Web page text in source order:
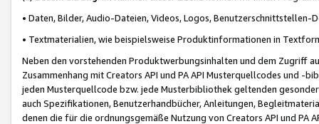
• Daten, Bilder, Audio-Dateien, Videos, Logos, Benutzerschnittstellen-
• Textmaterialien, wie beispielsweise Produktinformationen in
Neben den vorstehenden Produktwerbungsinhalten und dem Zugriff
Zusammenhang mit Creators API und PA API Musterquellcodes und
jeden Musterquellcode bzw. jede Musterbibliothek geltenden
auch Spezifikationen, Benutzerhandbücher, Anleitungen,
denen die für die ordnungsgemäße Nutzung von Creators API und PA